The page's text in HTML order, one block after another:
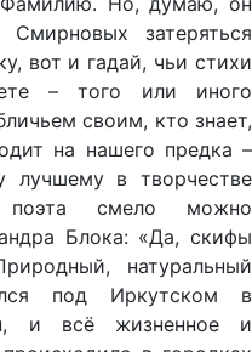
затеряться
вот и гадай, чьи стихи
– того или иного
своим, кто знает,
на нашего предка –
в творчестве
поэта смело можно
Блока: «Да, скифы
натуральный
под Иркутском в
и всё жизненное и